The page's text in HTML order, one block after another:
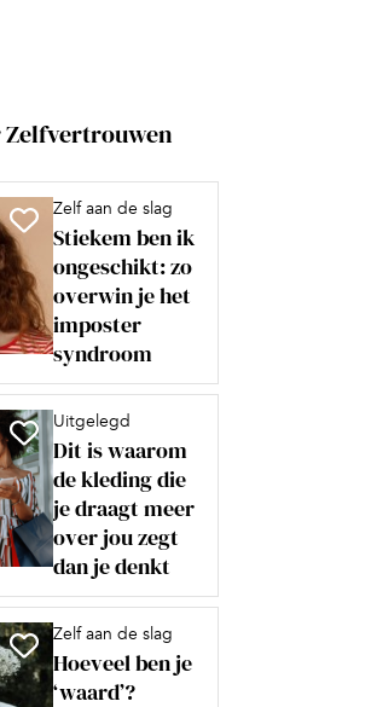
Zelfvertrouwen
Zelf aan de slag
Stiekem ben ik
ongeschikt: zo
overwin je het
imposter
syndroom
Uitgelegd
Dit is waarom
de kleding die
je draagt meer
over jou zegt
dan je denkt
Zelf aan de slag
Hoeveel ben je
‘waard’?